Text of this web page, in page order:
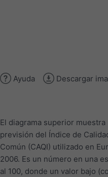
Ayuda Descargar
El diagrama superior muestra
previsión del Índice de
Común (CAQI) utilizado en
2006. Es un número en una
al 100, donde un valor bajo